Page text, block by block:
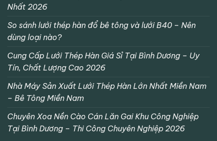
Nhất 2026
So sánh lưới thép hàn đổ bê tông và lưới B40 – Nên
dùng loại nào?
Cung Cấp Lưới Thép Hàn Giá Sỉ Tại Bình Dương – Uy
Tín, Chất Lượng Cao 2026
Nhà Máy Sản Xuất Lưới Thép Hàn Lớn Nhất Miền Nam
– Bê Tông Miền Nam
Chuyên Xoa Nền Cào Cán Lăn Gai Khu Công Nghiệp
Tại Bình Dương – Thi Công Chuyên Nghiệp 2026